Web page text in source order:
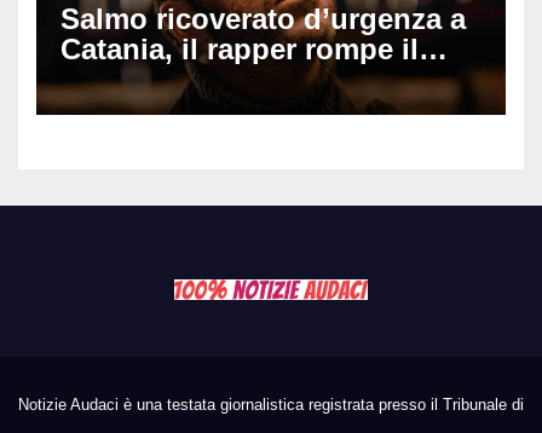
Salmo ricoverato d’urgenza a
Catania, il rapper rompe il
silenzio dopo la notte in
ospedale: come sta e cosa
Notizie Audaci è una testata giornalistica registrata presso il Tribunale di